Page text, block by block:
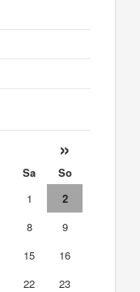
»
Sa
So
1
2
8
9
15
16
22
23